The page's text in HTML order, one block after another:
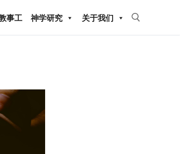
事工 神学研究 关于我们
研究